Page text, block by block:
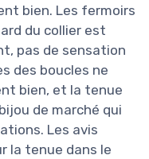
bien. Les fermoirs
du collier est
pas de sensation
des boucles ne
bien, et la tenue
de marché qui
Les avis
la tenue dans le